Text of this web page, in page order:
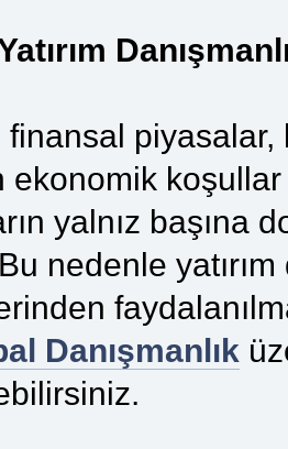
piyasalar,
ekonomik
yalnız başına
nedenle yatırım
Danışmanlık